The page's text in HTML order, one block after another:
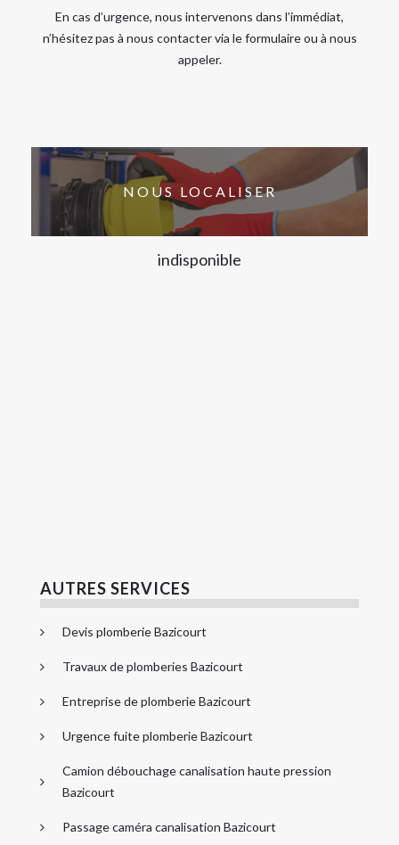
En cas d’urgence, nous intervenons dans l’immédiat,
n’hésitez pas à nous contacter via le formulaire ou à nous
appeler.
NOUS LOCALISER
indisponible
AUTRES SERVICES
Devis plomberie Bazicourt
Travaux de plomberies Bazicourt
Entreprise de plomberie Bazicourt
Urgence fuite plomberie Bazicourt
Camion débouchage canalisation haute pression
Bazicourt
Passage caméra canalisation Bazicourt